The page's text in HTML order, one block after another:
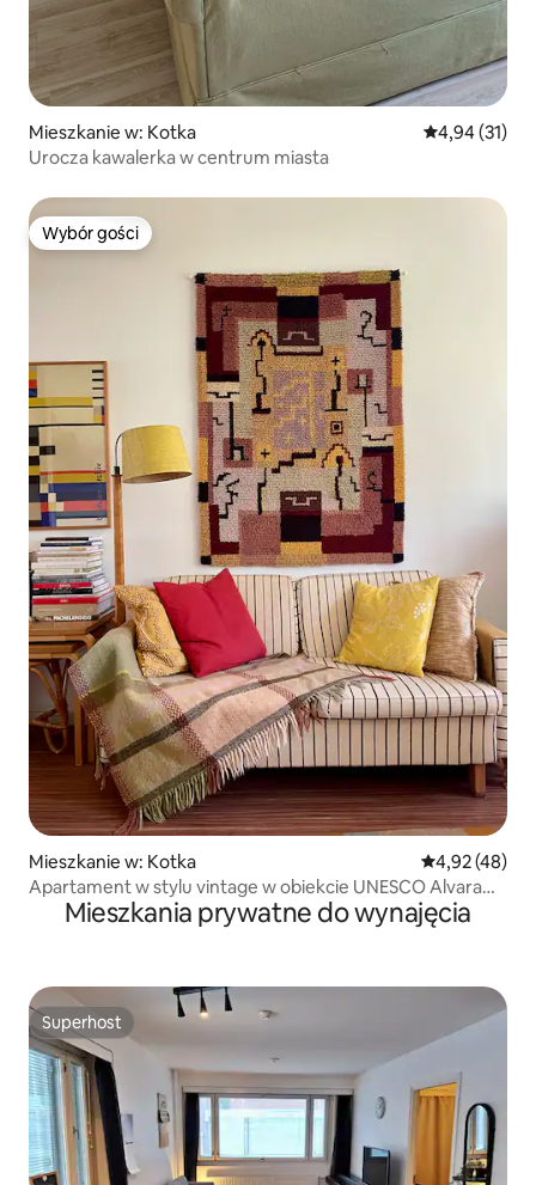
Mieszkanie w: Kotka Średnia
4,94 (31)
Urocza kawalerka w centrum miasta
Wybór gości
Wybór gości
Mieszkanie w: Kotka Średnia
4,92 (48)
Apartament w stylu vintage w obiekcie UNESCO Alvara
AaltoMieszkania prywatne do wynajęcia
Superhost
Superhost